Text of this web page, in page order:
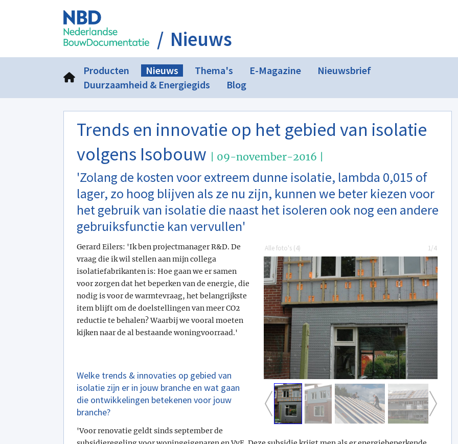
Nieuws
Producten Nieuws Thema's E-Magazine
Nieuwsbrief
Duurzaamheid & Energiegids
Blog
Trends en innovatie op het gebied van isolatie
volgens Isobouw
| 09-november-2016 |
'Zolang de kosten voor extreem dunne isolatie, lambda 0,015 of
lager, zo hoog blijven als ze nu zijn, kunnen we beter kiezen voor
het gebruik van isolatie die naast het isoleren ook nog een andere
gebruiksfunctie kan vervullen'
Alle foto's (4) 1/4
Gerard Eilers: 'Ik ben projectmanager R&D. De
vraag die ik wil stellen aan mijn collega
isolatiefabrikanten is: Hoe gaan we er samen
voor zorgen dat het beperken van de energie, die
nodig is voor de warmtevraag, het belangrijkste
item blijft om de doelstellingen van meer CO2
reductie te behalen? Waarbij we vooral moeten
kijken naar de al bestaande woningvoorraad.'
Welke trends & innovaties op gebied van
isolatie zijn er in jouw branche en wat gaan
die ontwikkelingen betekenen voor jouw
branche?
'Voor renovatie geldt sinds september de